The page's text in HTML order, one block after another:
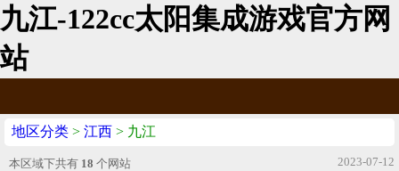
九江-122cc太阳集成游戏官方网
站
地区分类 > 江西 > 九江
本区域下共有 18 个网站 2023-07-12